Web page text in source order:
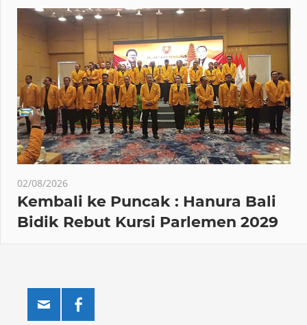
02/08/2026
Kembali ke Puncak : Hanura Bali
Bidik Rebut Kursi Parlemen 2029